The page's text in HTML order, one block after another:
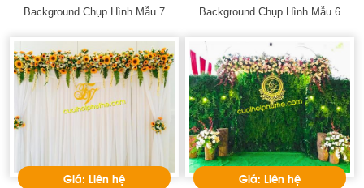
Background Chụp Hình Mẫu 7 Background Chụp Hình Mẫu 6
Giá: Liên hệ Giá: Liên hệ